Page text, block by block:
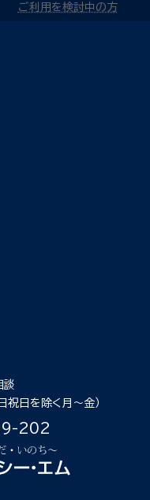
ご利用を検討中の方
談
祝日を除く月〜金）
202